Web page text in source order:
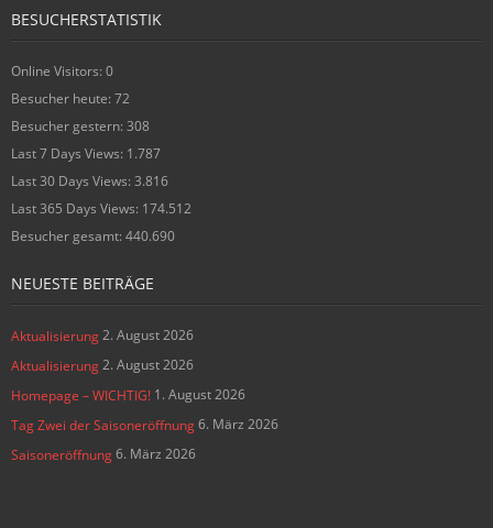
BESUCHERSTATISTIK
Online Visitors: 0
Besucher heute: 72
Besucher gestern: 308
Last 7 Days Views: 1.787
Last 30 Days Views: 3.816
Last 365 Days Views: 174.512
Besucher gesamt: 440.690
NEUESTE BEITRÄGE
Aktualisierung2. August 2026
Aktualisierung2. August 2026
Homepage – WICHTIG! 1. August 2026
Tag Zwei der Saisoneröffnung6. März 2026
Saisoneröffnung6. März 2026